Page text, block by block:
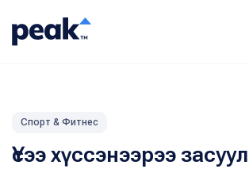
Спорт & Фитнес
Үсээ хүссэнээрээ